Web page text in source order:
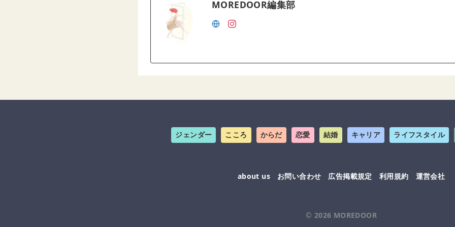
MOREDOOR編集部
ジェンダー こころ からだ 恋愛 結婚 キャリア ライフスタイル
about us お問い合わせ 広告掲載規定 利用規約 運営会社
© 2026 MOREDOOR